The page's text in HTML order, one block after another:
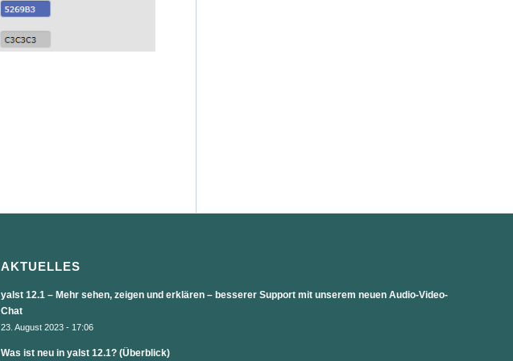
AKTUELLES
yalst 12.1 – Mehr sehen, zeigen und erklären – besserer Support mit unserem neuen Audio-Video-
Chat
23. August 2023 - 17:06
Was ist neu in yalst 12.1? (Überblick)